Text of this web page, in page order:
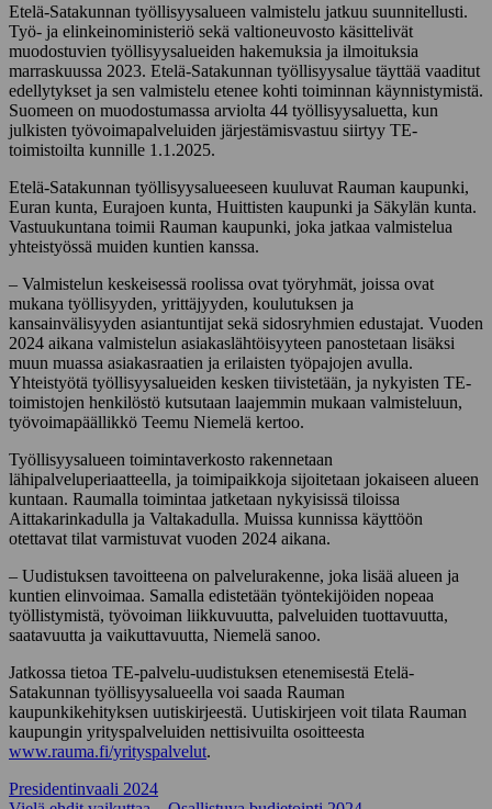
Etelä-Satakunnan työllisyysalueen valmistelu jatkuu suunnitellusti.
Työ- ja elinkeinoministeriö sekä valtioneuvosto käsittelivät
muodostuvien työllisyysalueiden hakemuksia ja ilmoituksia
marraskuussa 2023. Etelä-Satakunnan työllisyysalue täyttää vaaditut
edellytykset ja sen valmistelu etenee kohti toiminnan käynnistymistä.
Suomeen on muodostumassa arviolta 44 työllisyysaluetta, kun
julkisten työvoimapalveluiden järjestämisvastuu siirtyy TE-
toimistoilta kunnille 1.1.2025.
Etelä-Satakunnan työllisyysalueeseen kuuluvat Rauman kaupunki,
Euran kunta, Eurajoen kunta, Huittisten kaupunki ja Säkylän kunta.
Vastuukuntana toimii Rauman kaupunki, joka jatkaa valmistelua
yhteistyössä muiden kuntien kanssa.
– Valmistelun keskeisessä roolissa ovat työryhmät, joissa ovat
mukana työllisyyden, yrittäjyyden, koulutuksen ja
kansainvälisyyden asiantuntijat sekä sidosryhmien edustajat. Vuoden
2024 aikana valmistelun asiakaslähtöisyyteen panostetaan lisäksi
muun muassa asiakasraatien ja erilaisten työpajojen avulla.
Yhteistyötä työllisyysalueiden kesken tiivistetään, ja nykyisten TE-
toimistojen henkilöstö kutsutaan laajemmin mukaan valmisteluun,
työvoimapäällikkö Teemu Niemelä kertoo.
Työllisyysalueen toimintaverkosto rakennetaan
lähipalveluperiaatteella, ja toimipaikkoja sijoitetaan jokaiseen alueen
kuntaan. Raumalla toimintaa jatketaan nykyisissä tiloissa
Aittakarinkadulla ja Valtakadulla. Muissa kunnissa käyttöön
otettavat tilat varmistuvat vuoden 2024 aikana.
– Uudistuksen tavoitteena on palvelurakenne, joka lisää alueen ja
kuntien elinvoimaa. Samalla edistetään työntekijöiden nopeaa
työllistymistä, työvoiman liikkuvuutta, palveluiden tuottavuutta,
saatavuutta ja vaikuttavuutta, Niemelä sanoo.
Jatkossa tietoa TE-palvelu-uudistuksen etenemisestä Etelä-
Satakunnan työllisyysalueella voi saada Rauman
kaupunkikehityksen uutiskirjeestä. Uutiskirjeen voit tilata Rauman
kaupungin yrityspalveluiden nettisivuilta osoitteesta
www.rauma.fi/yrityspalvelut.
Artikkelien
Presidentinvaali 2024